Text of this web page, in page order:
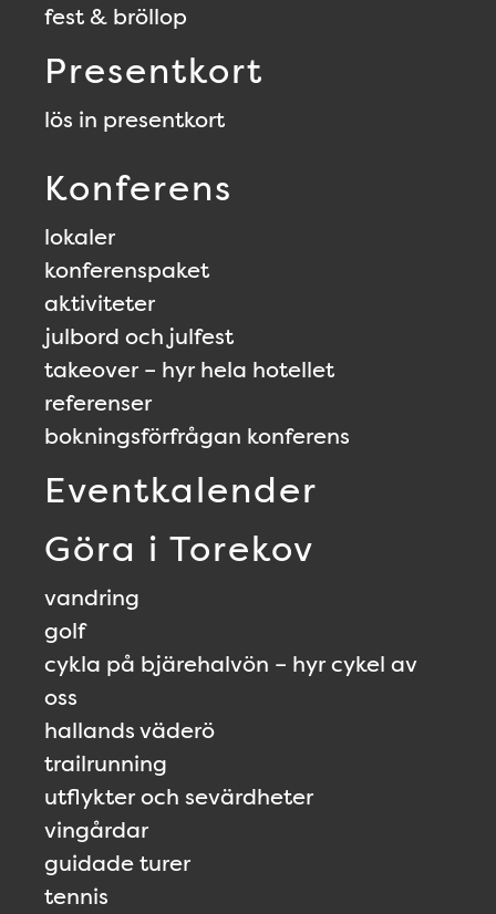
fest & bröllop
Presentkort
lös in presentkort
Konferens
lokaler
konferenspaket
aktiviteter
julbord och julfest
takeover – hyr hela hotellet
referenser
bokningsförfrågan konferens
Eventkalender
Göra i Torekov
vandring
golf
cykla på bjärehalvön – hyr cykel av
oss
hallands väderö
trailrunning
utflykter och sevärdheter
vingårdar
guidade turer
tennis